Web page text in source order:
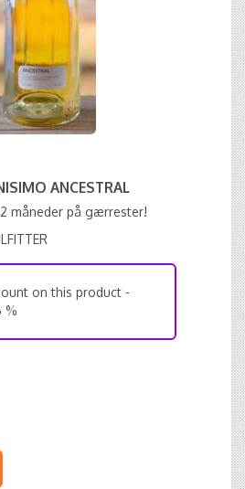
ANCESTRAL
måneder på gærrester!
on this product -
%